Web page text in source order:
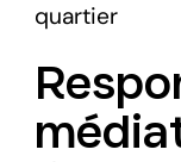
quartier